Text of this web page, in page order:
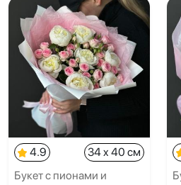
4.9
34 x 40 см
Букет с пионами и